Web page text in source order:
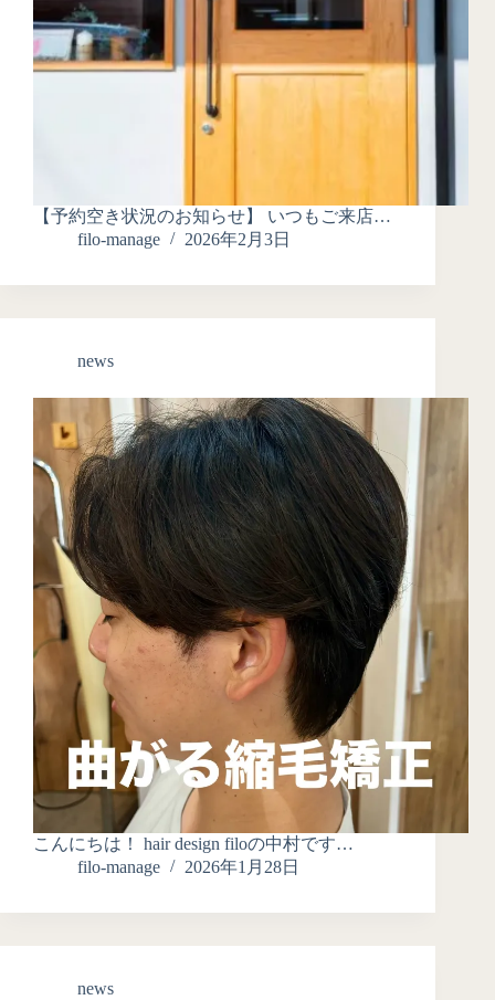
【予約空き状況のお知らせ】 いつもご来店…
filo-manage
2026年2月3日
news
こんにちは！ hair design filoの中村です…
filo-manage
2026年1月28日
news